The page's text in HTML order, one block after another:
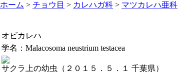
ホーム > チョウ目 > カレハガ科 > マツカレハ亜科
オビカレハ
学名： Malacosoma neustrium testacea
サクラ上の幼虫（２０１５．５．１ 千葉県）